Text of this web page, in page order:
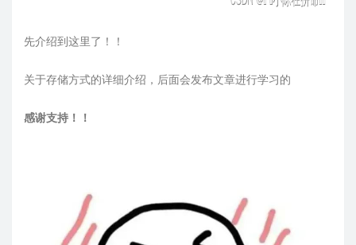
先介绍到这里了！！
关于存储方式的详细介绍，后面会发布文章进行学习的
感谢支持！！